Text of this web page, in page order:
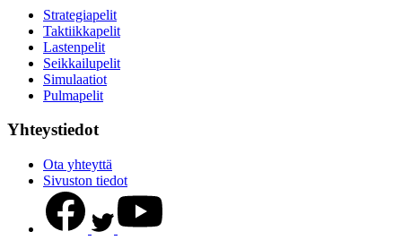
Strategiapelit
Taktiikkapelit
Lastenpelit
Seikkailupelit
Simulaatiot
Pulmapelit
Yhteystiedot
Ota yhteyttä
Sivuston tiedot